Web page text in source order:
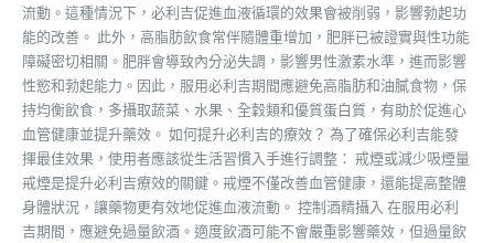
流動。這種情況下，必利吉促進血液循環的效果會被削弱，影響勃起功
能的改善。 此外，高脂肪飲食常伴隨體重增加，肥胖已被證實與性功能
障礙密切相關。肥胖會導致內分泌失調，影響男性激素水準，進而影響
性慾和勃起能力。因此，服用必利吉期間應避免高脂肪和油膩食物，保
持均衡飲食，多攝取蔬菜、水果、全穀類和優質蛋白質，有助於促進心
血管健康並提升藥效。 如何提升必利吉的療效？ 為了確保必利吉能發
揮最佳效果，使用者應該從生活習慣入手進行調整： 戒煙或減少吸煙量
戒煙是提升必利吉療效的關鍵。戒煙不僅改善血管健康，還能提高整體
身體狀況，讓藥物更有效地促進血液流動。 控制酒精攝入 在服用必利
吉期間，應避免過量飲酒。適度飲酒可能不會嚴重影響藥效，但過量飲